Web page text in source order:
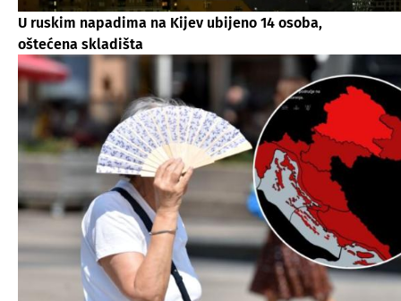
U ruskim napadima na Kijev ubijeno 14 osoba,
oštećena skladišta